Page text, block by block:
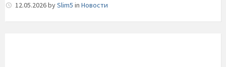
12.05.2026bySlim5 in Новости